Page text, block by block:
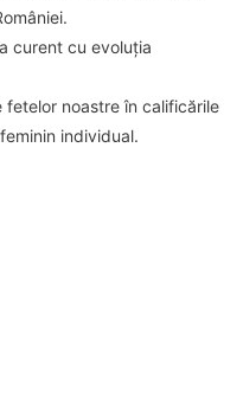
curent cu evoluția
fetelor noastre în calificările
individual.